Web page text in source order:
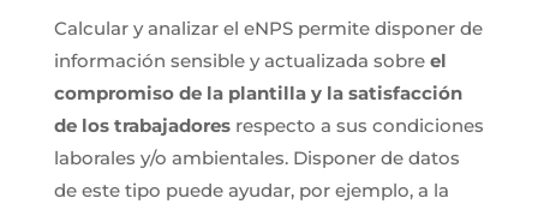
Calcular y analizar el eNPS permite disponer de
información sensible y actualizada sobre el
compromiso de la plantilla y la satisfacción
de los trabajadoresrespecto a sus condiciones
laborales y/o ambientales. Disponer de datos
de este tipo puede ayudar, por ejemplo, a la